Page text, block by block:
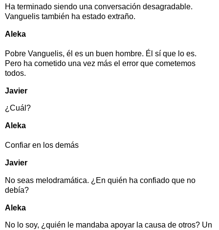
Ha terminado siendo una conversación desagradable.
Vanguelis también ha estado extraño.
Aleka
Pobre Vanguelis, él es un buen hombre. Él sí que lo es.
Pero ha cometido una vez más el error que cometemos
todos.
Javier
¿Cuál?
Aleka
Confiar en los demás
Javier
No seas melodramática. ¿En quién ha confiado que no
debía?
Aleka
No lo soy, ¿quién le mandaba apoyar la causa de otros? Un